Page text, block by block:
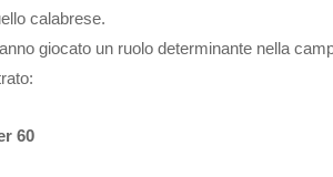
calabrese.
giocato un ruolo determinante nella
60